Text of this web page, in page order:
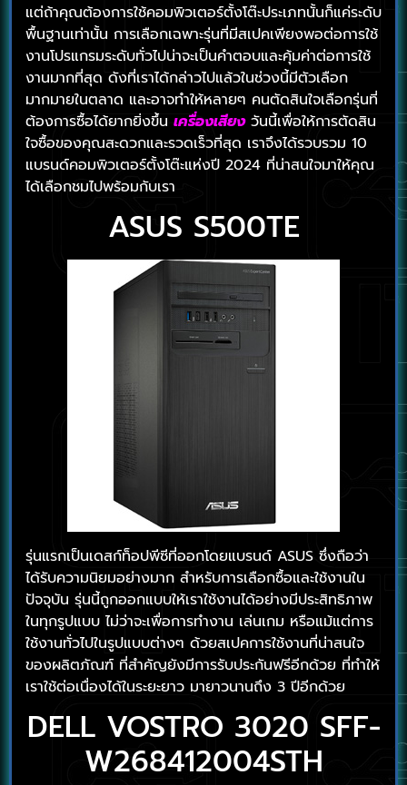
แต่ถ้าคุณต้องการใช้คอมพิวเตอร์ตั้งโต๊ะประเภทนั้นก็แค่ระดับ
พื้นฐานเท่านั้น การเลือกเฉพาะรุ่นที่มีสเปคเพียงพอต่อการใช้
งานโปรแกรมระดับทั่วไปน่าจะเป็นคำตอบและคุ้มค่าต่อการใช้
งานมากที่สุด ดังที่เราได้กล่าวไปแล้วในช่วงนี้มีตัวเลือก
มากมายในตลาด และอาจทำให้หลายๆ คนตัดสินใจเลือกรุ่นที่
ต้องการซื้อได้ยากยิ่งขึ้น เครื่องเสียงวันนี้เพื่อให้การตัดสิน
ใจซื้อของคุณสะดวกและรวดเร็วที่สุด เราจึงได้รวบรวม 10
แบรนด์คอมพิวเตอร์ตั้งโต๊ะแห่งปี 2024 ที่น่าสนใจมาให้คุณ
ได้เลือกชมไปพร้อมกับเรา
ASUS S500TE
รุ่นแรกเป็นเดสก์ท็อปพีซีที่ออกโดยแบรนด์ ASUS ซึ่งถือว่า
ได้รับความนิยมอย่างมาก สำหรับการเลือกซื้อและใช้งานใน
ปัจจุบัน รุ่นนี้ถูกออกแบบให้เราใช้งานได้อย่างมีประสิทธิภาพ
ในทุกรูปแบบ ไม่ว่าจะเพื่อการทำงาน เล่นเกม หรือแม้แต่การ
ใช้งานทั่วไปในรูปแบบต่างๆ ด้วยสเปคการใช้งานที่น่าสนใจ
ของผลิตภัณฑ์ ที่สำคัญยังมีการรับประกันฟรีอีกด้วย ที่ทำให้
เราใช้ต่อเนื่องได้ในระยะยาว มายาวนานถึง 3 ปีอีกด้วย
DELL VOSTRO 3020 SFF-
W268412004STH